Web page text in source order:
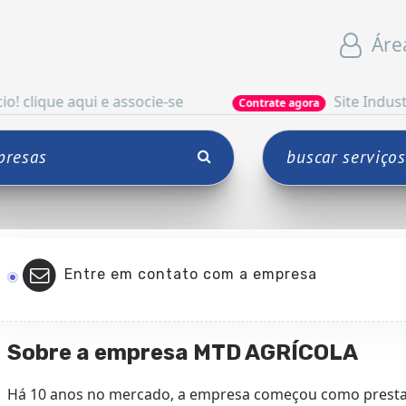
e associe-se Contrate agora Site Industrial
Entre em contato com a empresa
Sobre a empresa MTD AGRÍCOLA
Há 10 anos no mercado, a empresa começou como